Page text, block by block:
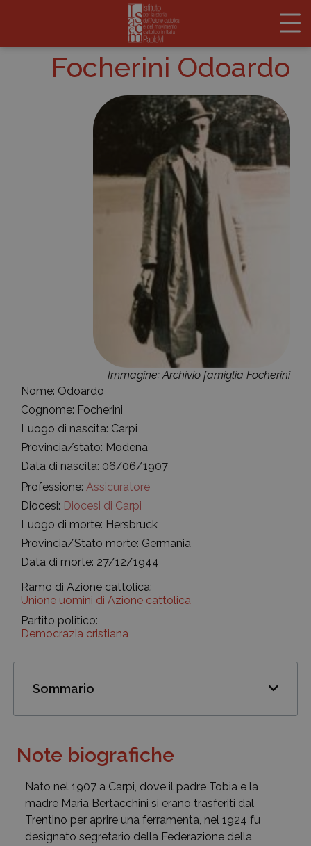
Focherini Odoardo
Immagine: Archivio famiglia Focherini
Nome: Odoardo
Cognome: Focherini
Luogo di nascita: Carpi
Provincia/stato: Modena
Data di nascita: 06/06/1907
Professione:Assicuratore
Diocesi: Diocesi di Carpi
Luogo di morte: Hersbruck
Provincia/Stato morte: Germania
Data di morte: 27/12/1944
Ramo di Azione cattolica:
Unione uomini di Azione cattolica
Partito politico:
Democrazia cristiana
Sommario
Note biografiche
Nato nel 1907 a Carpi, dove il padre Tobia e la
madre Maria Bertacchini si erano trasferiti dal
Trentino per aprire una ferramenta, nel 1924 fu
designato segretario della Federazione della